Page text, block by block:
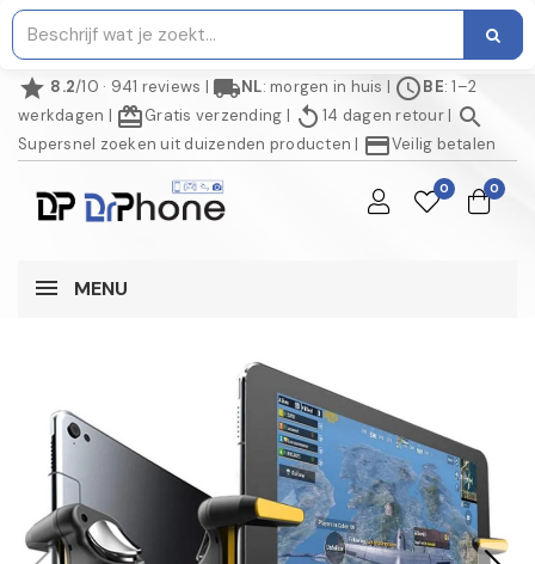
star 8.2/10 · 941 reviews | local_shippingNL: morgen in huis | scheduleBE: 1–2
werkdagen | redeemGratis verzending | replay 14 dagen retour| search
Supersnel zoeken uit duizenden producten | credit_cardVeilig betalen
0 0
MENU